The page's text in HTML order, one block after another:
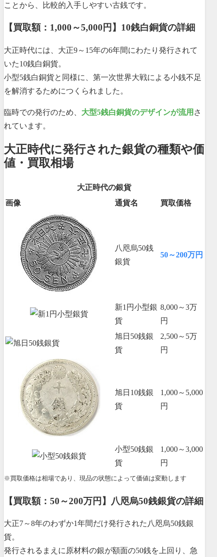
ことから、比較的入手しやすい古銭です。
【買取額：1,000～5,000円】10銭白銅貨の詳細
大正時代には、大正9～15年の6年間にわたり発行されて
いた10銭白銅貨。
小型5銭白銅貨と同様に、第一次世界大戦による小銭不足
を解消するためにつくられました。
臨時での発行のため、 大型5銭白銅貨のデザインが流用 さ
れています。
大正時代に発行された銀貨の種類や価
値・買取相場
大正時代の銀貨
画像
通貨名 買取価格
八咫烏50銭
銀貨
50～200万円
新1円小型銀
貨
8,000～3万
円
旭日50銭銀
貨
2,500～5万
円
旭日10銭銀
貨
1,000～5,000
円
小型50銭銀
貨
1,000～3,000
円
※買取価格は相場であり、現品の状態によって価値は変動します
【買取額：50～200万円】八咫烏50銭銀貨の詳細
大正7～8年のわずか1年間だけ発行された八咫烏50銭銀
貨。
発行されるまえに原材料の銀が額面の50銭を上回り、急